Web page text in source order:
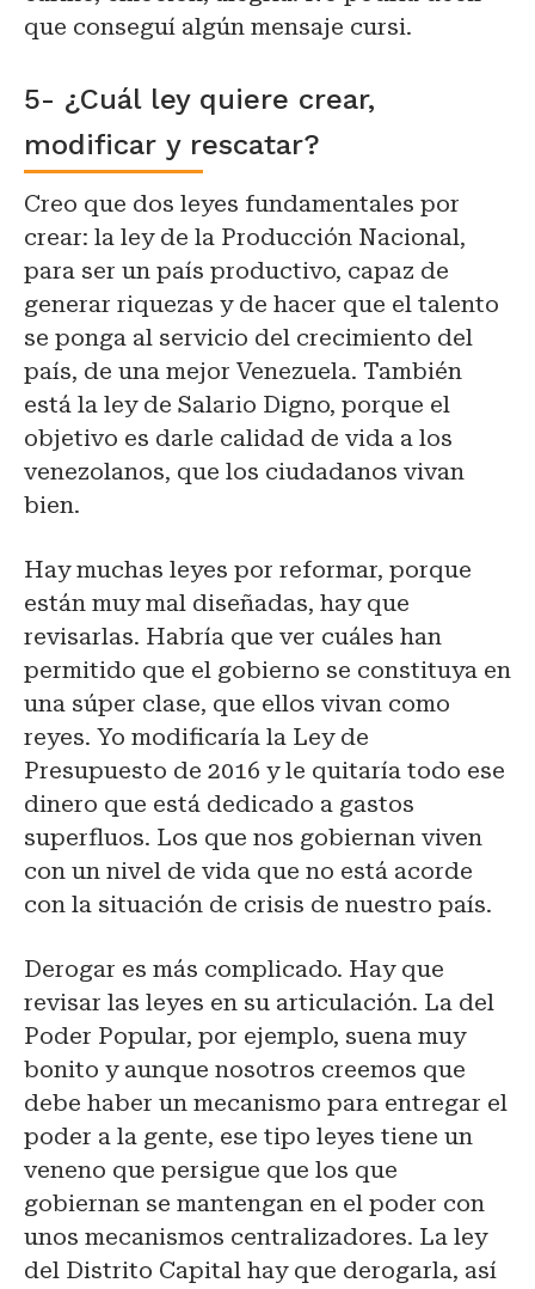
que conseguí algún mensaje cursi.
5- ¿Cuál ley quiere crear,
modificar y rescatar?
Creo que dos leyes fundamentales por
crear: la ley de la Producción Nacional,
para ser un país productivo, capaz de
generar riquezas y de hacer que el talento
se ponga al servicio del crecimiento del
país, de una mejor Venezuela. También
está la ley de Salario Digno, porque el
objetivo es darle calidad de vida a los
venezolanos, que los ciudadanos vivan
bien.
Hay muchas leyes por reformar, porque
están muy mal diseñadas, hay que
revisarlas. Habría que ver cuáles han
permitido que el gobierno se constituya en
una súper clase, que ellos vivan como
reyes. Yo modificaría la Ley de
Presupuesto de 2016 y le quitaría todo ese
dinero que está dedicado a gastos
superfluos. Los que nos gobiernan viven
con un nivel de vida que no está acorde
con la situación de crisis de nuestro país.
Derogar es más complicado. Hay que
revisar las leyes en su articulación. La del
Poder Popular, por ejemplo, suena muy
bonito y aunque nosotros creemos que
debe haber un mecanismo para entregar el
poder a la gente, ese tipo leyes tiene un
veneno que persigue que los que
gobiernan se mantengan en el poder con
unos mecanismos centralizadores. La ley
del Distrito Capital hay que derogarla, así